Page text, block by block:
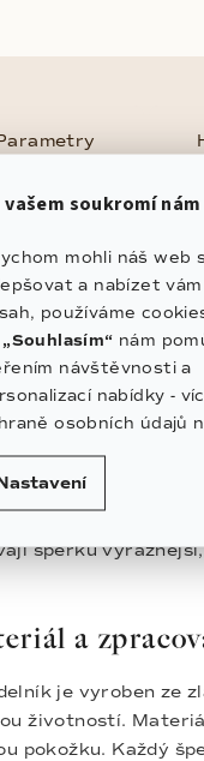
vašem soukromí
mohli náš web
a nabízet
používáme
„Souhlasím“ nám
návštěvnosti a
nabídky -
osobních údajů
Heart Ruby je
Broušené
šperku
náhrdelníku
Červené
šperku
a
je vyroben ze
životností.
pokožku. Každý